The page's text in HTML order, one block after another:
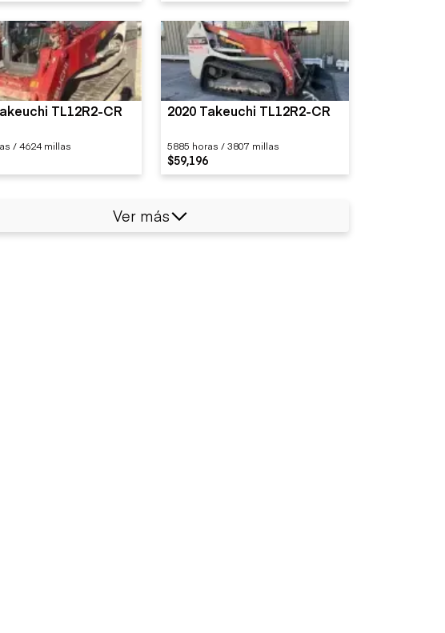
TL12R2-CR
/ 4624 millas
2020 Takeuchi TL12R2-CR
5885 horas / 3807 millas
$59,196
Ver más